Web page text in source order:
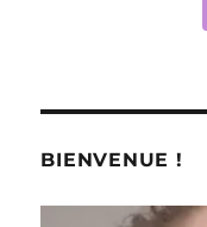
BIENVENUE !